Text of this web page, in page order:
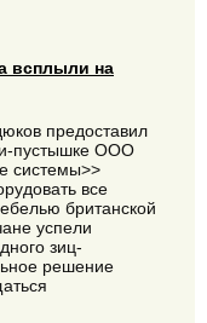
всплыли на
предоставил
пустышке ООО
системы>>
все
британской
успели
зиц-
решение